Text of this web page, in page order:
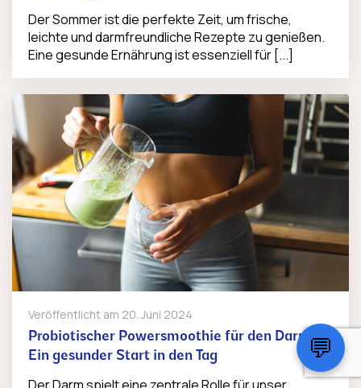
Der Sommer ist die perfekte Zeit, um frische,
leichte und darmfreundliche Rezepte zu genießen.
Eine gesunde Ernährung ist essenziell für [...]
Veröffentlicht am 20. Juni 2024
Probiotischer Powersmoothie für den Darm:
Ein gesunder Start in den Tag
💬